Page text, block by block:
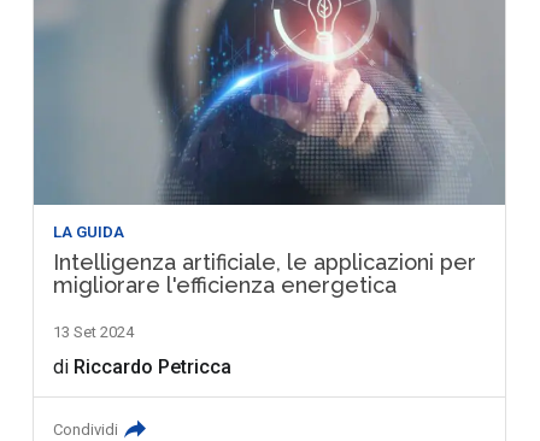
LA GUIDA
Intelligenza artificiale, le applicazioni per
migliorare l'efficienza energetica
13 Set 2024
di Riccardo Petricca
Condividi